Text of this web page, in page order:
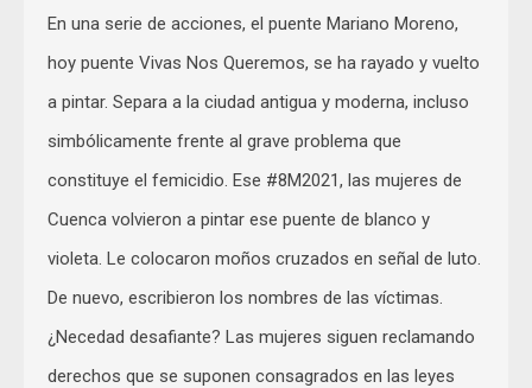
En una serie de acciones, el puente Mariano Moreno,
hoy puente Vivas Nos Queremos, se ha rayado y vuelto
a pintar. Separa a la ciudad antigua y moderna, incluso
simbólicamente frente al grave problema que
constituye el femicidio. Ese #8M2021, las mujeres de
Cuenca volvieron a pintar ese puente de blanco y
violeta. Le colocaron moños cruzados en señal de luto.
De nuevo, escribieron los nombres de las víctimas.
¿Necedad desafiante? Las mujeres siguen reclamando
derechos que se suponen consagrados en las leyes